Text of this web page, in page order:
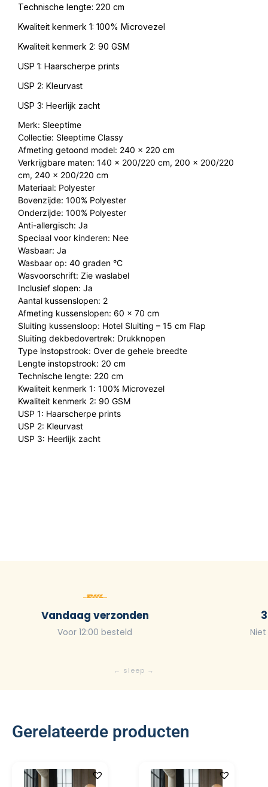
Technische lengte: 220 cm
Kwaliteit kenmerk 1: 100% Microvezel
Kwaliteit kenmerk 2: 90 GSM
USP 1: Haarscherpe prints
USP 2: Kleurvast
USP 3: Heerlijk zacht
Merk: Sleeptime
Collectie: Sleeptime Classy
Afmeting getoond model: 240 x 220 cm
Verkrijgbare maten: 140 x 200/220 cm, 200 x 200/220
cm, 240 x 200/220 cm
Materiaal: Polyester
Bovenzijde: 100% Polyester
Onderzijde: 100% Polyester
Anti-allergisch: Ja
Speciaal voor kinderen: Nee
Wasbaar: Ja
Wasbaar op: 40 graden °C
Wasvoorschrift: Zie waslabel
Inclusief slopen: Ja
Aantal kussenslopen: 2
Afmeting kussenslopen: 60 x 70 cm
Sluiting kussensloop: Hotel Sluiting – 15 cm Flap
Sluiting dekbedovertrek: Drukknopen
Type instopstrook: Over de gehele breedte
Lengte instopstrook: 20 cm
Technische lengte: 220 cm
Kwaliteit kenmerk 1: 100% Microvezel
Kwaliteit kenmerk 2: 90 GSM
USP 1: Haarscherpe prints
USP 2: Kleurvast
USP 3: Heerlijk zacht
Vandaag verzonden
Voor 12:00 besteld
Gerelateerde producten